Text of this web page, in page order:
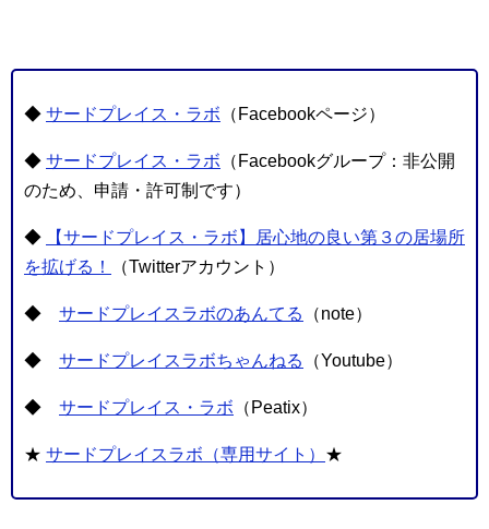
◆ サードプレイス・ラボ （Facebookページ）
◆ サードプレイス・ラボ （Facebookグループ：非公開
のため、申請・許可制です）
◆
【サードプレイス・ラボ】居心地の良い第３の居場所
を拡げる！
（Twitterアカウント）
◆ サードプレイスラボのあんてる （note）
◆ サードプレイスラボちゃんねる （Youtube）
◆ サードプレイス・ラボ （Peatix）
★ サードプレイスラボ（専用サイト） ★